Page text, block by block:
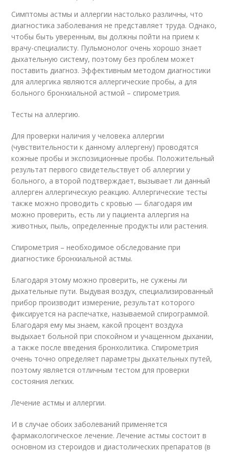
Симптомы астмы и аллергии настолько различны, что
диагностика заболевания не представляет труда. Однако,
чтобы быть уверенным, вы должны пойти на прием к
врачу-специалисту. Пульмонолог очень хорошо знает
дыхательную систему, поэтому без проблем может
поставить диагноз. Эффективным методом диагностики
для аллергика являются аллергические пробы, а для
больного бронхиальной астмой – спирометрия.
Тесты на аллергию.
Для проверки наличия у человека аллергии
(чувствительности к данному аллергену) проводятся
кожные пробы и экспозиционные пробы. Положительный
результат первого свидетельствует об аллергии у
больного, а второй подтверждает, вызывает ли данный
аллерген аллергическую реакцию. Аллергические тесты
также можно проводить с кровью — благодаря им
можно проверить, есть ли у пациента аллергия на
животных, пыль, определенные продукты или растения.
Спирометрия – необходимое обследование при
диагностике бронхиальной астмы.
Благодаря этому можно проверить, не сужены ли
дыхательные пути. Выдувая воздух, специализированный
прибор производит измерение, результат которого
фиксируется на распечатке, называемой спирограммой.
Благодаря ему мы знаем, какой процент воздуха
выдыхает больной при спокойном и учащенном дыхании,
а также после введения бронхолитика. Спирометрия
очень точно определяет параметры дыхательных путей,
поэтому является отличным тестом для проверки
состояния легких.
Лечение астмы и аллергии.
И в случае обоих заболеваний применяется
фармакологическое лечение. Лечение астмы состоит в
основном из стероидов и диастолических препаратов (в